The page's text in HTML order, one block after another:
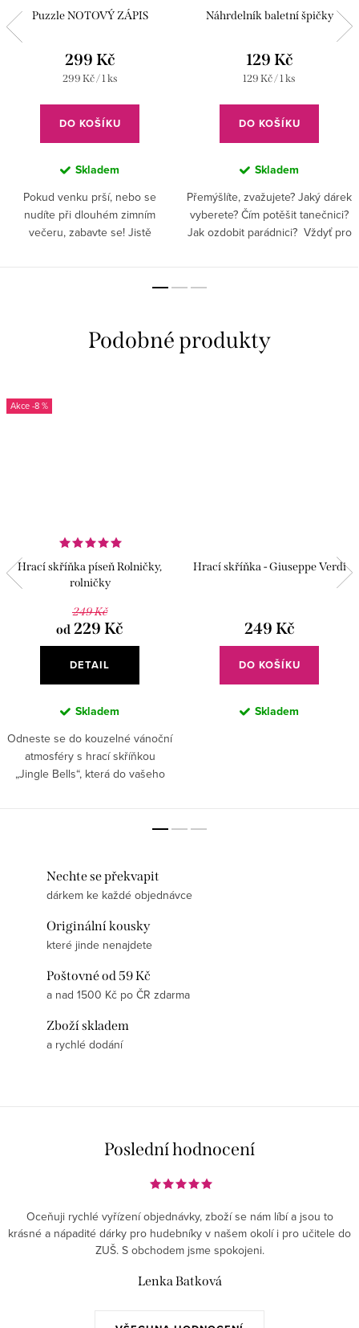
Puzzle NOTOVÝ ZÁPIS
299 Kč
Měrná
299 Kč / 1 ks
DO KOŠÍKU
Skladem
Pokud venku prší, nebo se
nudíte při dlouhém zimním
večeru, zabavte se! Jistě
správný dílek a notový zápis...
Náhrdelník baletní špičky
129 Kč
Měrná
129 Kč / 1 ks
DO KOŠÍKU
Skladem
Přemýšlíte, zvažujete? Jaký dárek
vyberete? Čím potěšit tanečnici?
Jak ozdobit parádnici? Vždyť pro
-8 %
Hrací skříňka píseň Rolničky,
rolničky
249 Kč
od 229 Kč
DETAIL
Skladem
Odneste se do kouzelné vánoční
atmosféry s hrací skříňkou
„Jingle Bells“, která do vašeho
Hrací skříňka - Giuseppe Verdi
249 Kč
DO KOŠÍKU
Skladem
Nechte se překvapit
dárkem ke každé objednávce
Originální kousky
které jinde nenajdete
Poštovné od 59 Kč
a nad 1500 Kč po ČR zdarma
Zboží skladem
a rychlé dodání
Poslední hodnocení
Oceňuji rychlé vyřízení objednávky, zboží se nám líbí a jsou to
krásné a nápadité dárky pro hudebníky v našem okolí i pro učitele do
ZUŠ. S obchodem jsme spokojeni.
Lenka Batková